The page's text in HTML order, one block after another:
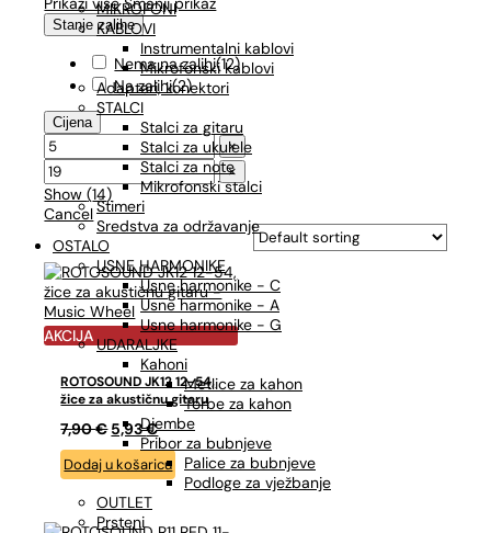
MIKROFONI
KABLOVI
Instrumentalni kablovi
Mikrofonski kablovi
Adapteri, konektori
STALCI
Stalci za gitaru
Stalci za ukulele
Stalci za note
Mikrofonski stalci
Štimeri
Sredstva za održavanje
OSTALO
USNE HARMONIKE
Usne harmonike - C
Usne harmonike - A
Usne harmonike - G
UDARALJKE
Kahoni
Metlice za kahon
Torbe za kahon
Djembe
Pribor za bubnjeve
Palice za bubnjeve
Podloge za vježbanje
OUTLET
Prsteni
Stanje zalihe
Nema na zalihi(12)
Na zalihi(2)
Cijena
×
×
Show(14)
Cancel
AKCIJA
ROTOSOUND JK12 12-54,
žice za akustičnu gitaru
7,90€Izvorna
cijena
bila
7,90 €.
5,93€Trenutna
cijena
je:
5,93 €.
Dodaj u košaricu